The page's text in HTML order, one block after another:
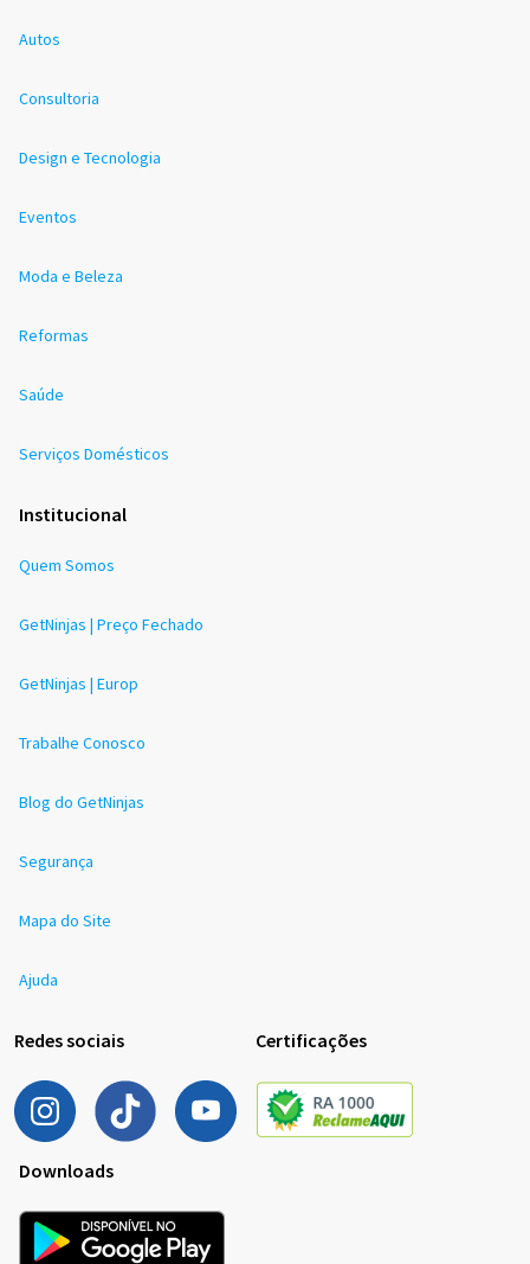
Autos
Consultoria
Design e Tecnologia
Eventos
Moda e Beleza
Reformas
Saúde
Serviços Domésticos
Institucional
Quem Somos
GetNinjas | Preço Fechado
GetNinjas | Europ
Trabalhe Conosco
Blog do GetNinjas
Segurança
Mapa do Site
Ajuda
Redes sociais Certificações
Downloads